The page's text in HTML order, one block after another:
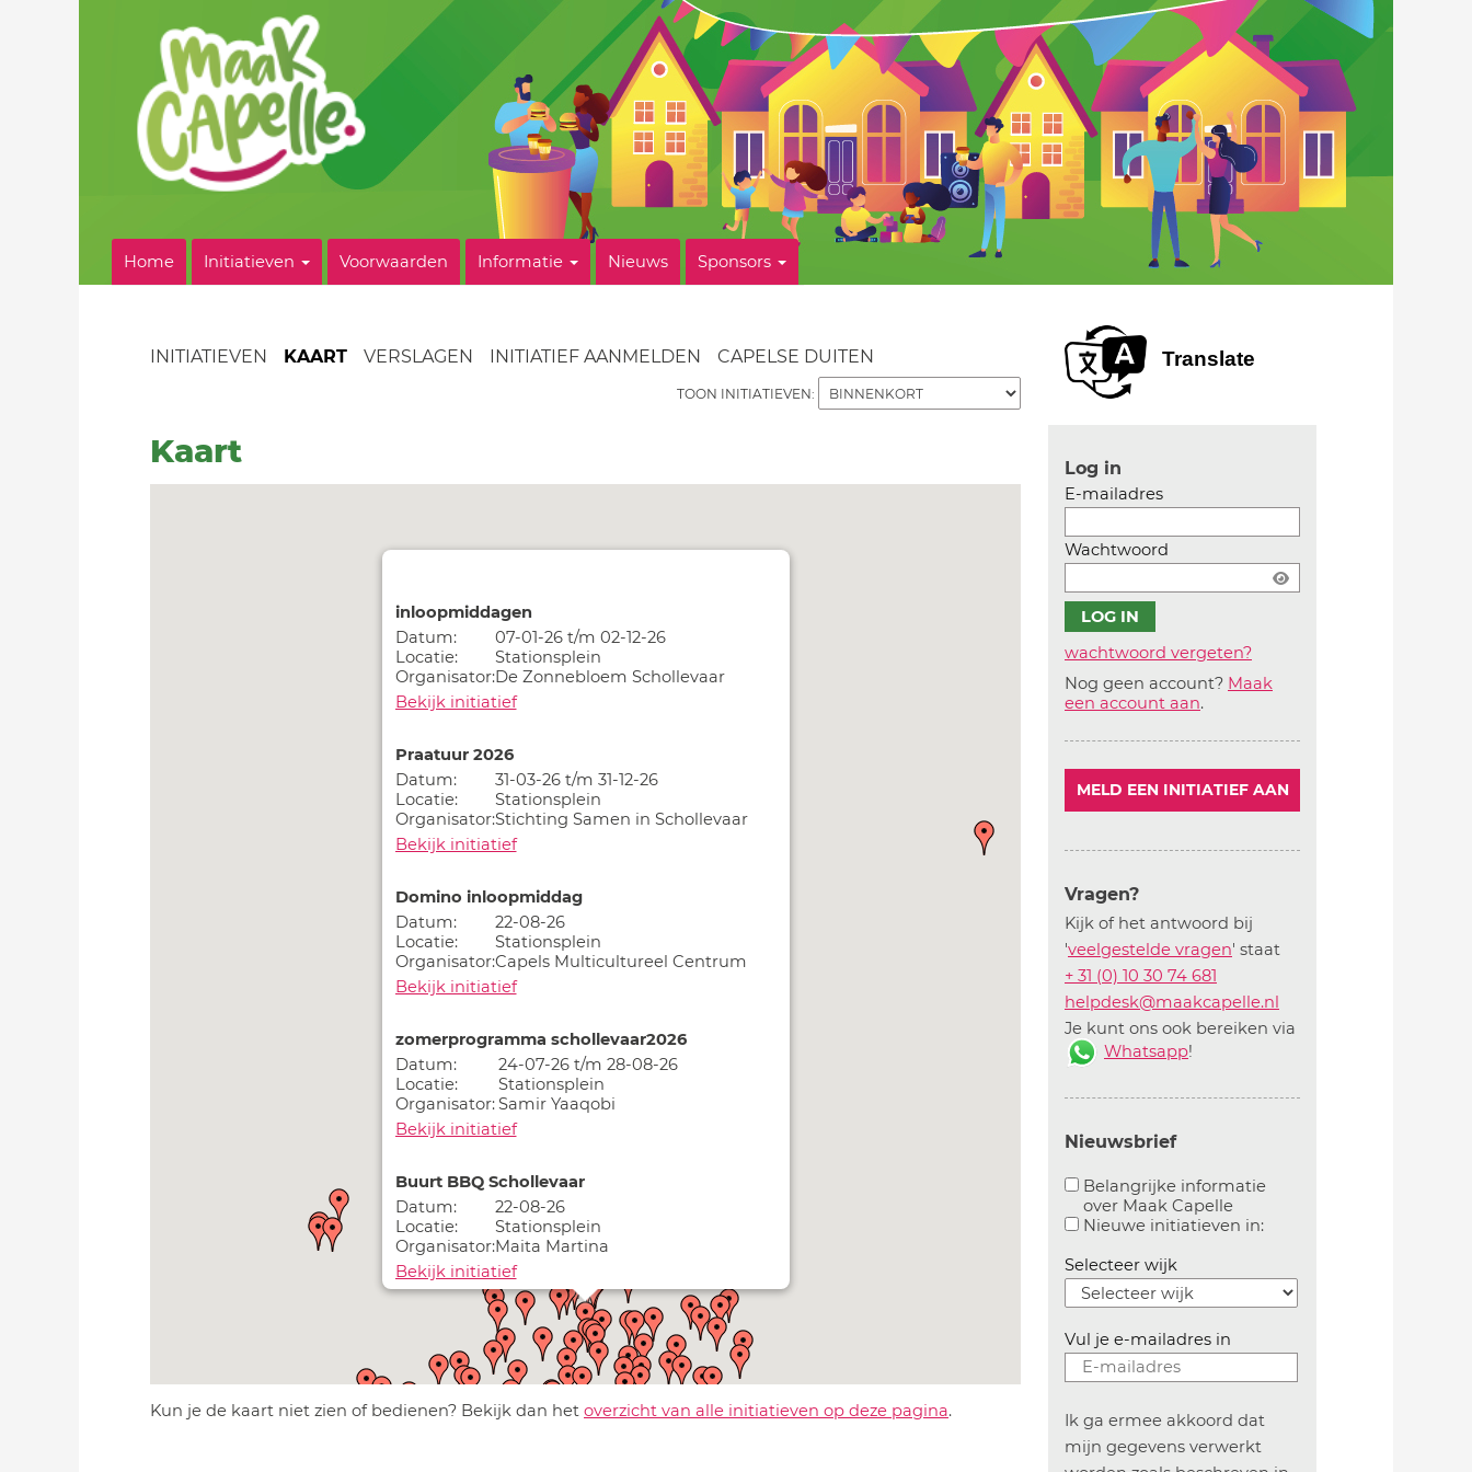
Home Initiatieven Voorwaarden Informatie Nieuws Sponsors
INITIATIEVEN KAART VERSLAGEN INITIATIEF AANMELDEN CAPELSE DUITEN
TOON INITIATIEVEN:
Kaart
inloopmiddagen
Datum:
07-01-26 t/m 02-12-26
Locatie:
Stationsplein
Organisator:De Zonnebloem Schollevaar
Bekijk initiatief
Praatuur 2026
Datum:
31-03-26 t/m 31-12-26
Locatie:
Stationsplein
Organisator:Stichting Samen in Schollevaar
Bekijk initiatief
Domino inloopmiddag
Datum:
22-08-26
Locatie:
Stationsplein
Organisator:Capels Multicultureel Centrum
Bekijk initiatief
zomerprogramma schollevaar2026
Datum:
24-07-26 t/m 28-08-26
Locatie:
Stationsplein
Organisator:Samir Yaaqobi
Bekijk initiatief
Buurt BBQ Schollevaar
Datum:
22-08-26
Locatie:
Stationsplein
Organisator:Maita Martina
Bekijk initiatief
Hortensia Schilderen
Datum:
10-09-26
Locatie:
Stationsplein
Organisator:Maita Martina
Bekijk initiatief
Kun je de kaart niet zien of bedienen? Bekijk dan het overzicht van alle initiatieven op deze pagina.
Translate
Log in
E-mailadres
Wachtwoord
wachtwoord vergeten?
Nog geen account? Maak
een account aan.
MELD EEN INITIATIEF AAN
Vragen?
Kijk of het antwoord bij
'veelgestelde vragen' staat
+ 31 (0) 10 30 74 681
helpdesk@maakcapelle.nl
Je kunt ons ook bereiken via
Whatsapp!
Nieuwsbrief
Belangrijke informatie
over Maak Capelle
Aanvinken om belangrijke informatie over
Nieuwe initiatieven in:Aanvinken om
Selecteer wijk
Vul je e-mailadres in
Ik ga ermee akkoord dat
mijn gegevens verwerkt